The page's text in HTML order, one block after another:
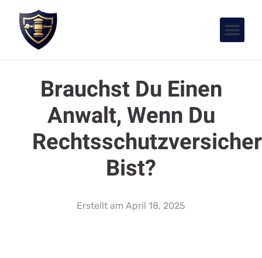
Brauchst Du Einen
Anwalt, Wenn Du
Bist?
Erstellt am April 18, 2025